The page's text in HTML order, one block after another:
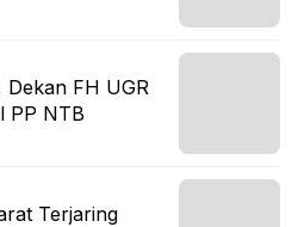
Dekan FH UGR
PP NTB
Terjaring